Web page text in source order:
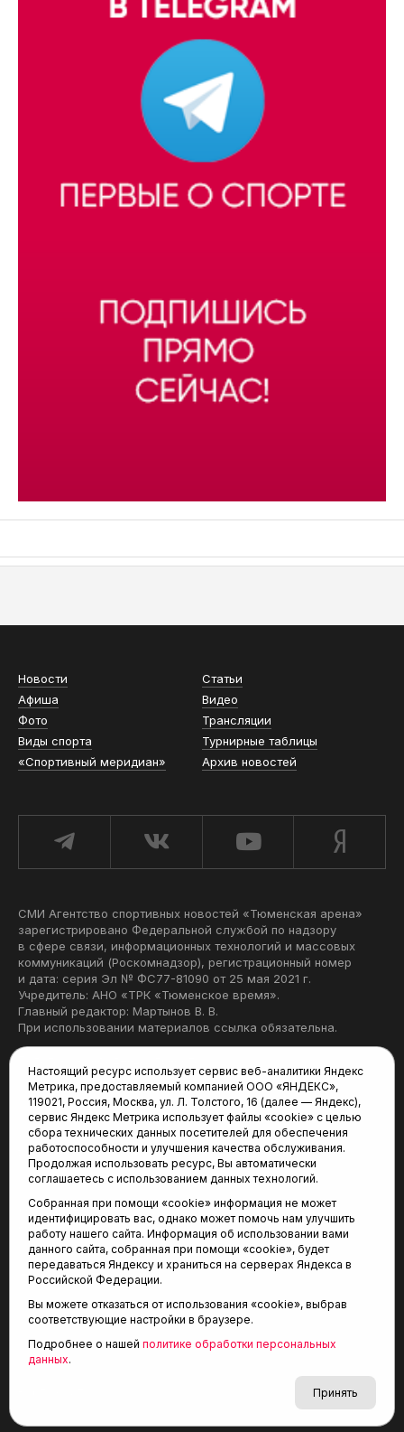
Новости
Статьи
Афиша
Видео
Фото
Трансляции
Виды спорта
Турнирные таблицы
«Спортивный меридиан»
Архив новостей
СМИ Агентство спортивных новостей «Тюменская арена»
зарегистрировано Федеральной службой по надзору
в сфере связи, информационных технологий и массовых
коммуникаций (Роскомнадзор), регистрационный номер
и дата: серия Эл № ФС77-81090 от 25 мая 2021 г.
Учредитель: АНО «ТРК «Тюменское время».
Главный редактор: Мартынов В. В.
При использовании материалов ссылка обязательна.
Редакция:
625035, Тюмень, пр. Геологоразведчиков, 28А
(3452) 68-22-28
tum-arena@mail.ru
Отдел продаж:
(3452) 68-89-78
kotovaev@sibinformburo.ru
© 2001-2026 Агентство спортивных новостей
Настоящий ресурс использует сервис веб-аналитики Яндекс
Метрика, предоставляемый компанией ООО «ЯНДЕКС»,
119021, Россия, Москва, ул. Л. Толстого, 16 (далее — Яндекс),
сервис Яндекс Метрика использует файлы «cookie» с целью
сбора технических данных посетителей для обеспечения
работоспособности и улучшения качества обслуживания.
Продолжая использовать ресурс, Вы автоматически
соглашаетесь с использованием данных технологий.
Собранная при помощи «cookie» информация не может
идентифицировать вас, однако может помочь нам улучшить
работу нашего сайта. Информация об использовании вами
данного сайта, собранная при помощи «cookie», будет
передаваться Яндексу и храниться на серверах Яндекса в
Российской Федерации.
Вы можете отказаться от использования «cookie», выбрав
соответствующие настройки в браузере.
Подробнее о нашей политике обработки персональных
данных.
Принять